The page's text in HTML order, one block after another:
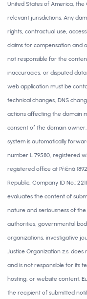
United States of America, the
relevant jurisdictions. Any
rights, contractual use,
claims for compensation and
not responsible for the
inaccuracies, or disputed
web application must be
technical changes, DNS
actions affecting the domain
consent of the domain
system is automatically
number L 79580, registered
registered office at Příčná
Republic, Company ID No.:
evaluates the content of
nature and seriousness of
authorities, governmental
organizations, investigative
Justice Organization z.s.
and is not responsible for its
hosting, or website content.
the recipient of submitted